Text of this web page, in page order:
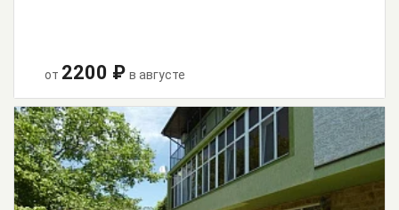
от 2200 ₽ в августе